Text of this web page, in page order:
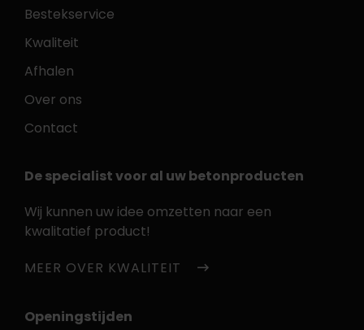
Bestekservice
Kwaliteit
Afhalen
Over ons
Contact
De specialist voor al uw betonproducten
Wij kunnen uw idee omzetten naar een
kwalitatief product!
MEER OVER KWALITEIT
Openingstijden